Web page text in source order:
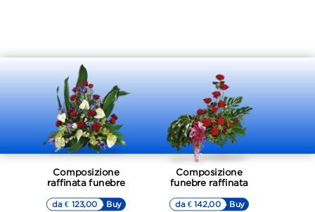
Composizione
raffinata funebre
▷▷ Buy
da € 123,00
Composizione
funebre raffinata
▷▷ Buy
da € 142,00